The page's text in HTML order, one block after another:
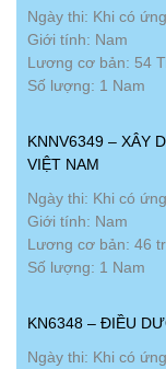
Ngày thi: Khi có
Giới tính: Nam
Lương cơ bản: 54
Số lượng: 1 Nam
KNNV6349 – XÂY
VIỆT NAM
Ngày thi: Khi có
Giới tính: Nam
Lương cơ bản: 46
Số lượng: 1 Nam
KN6348 – ĐIỀU
Ngày thi: Khi có